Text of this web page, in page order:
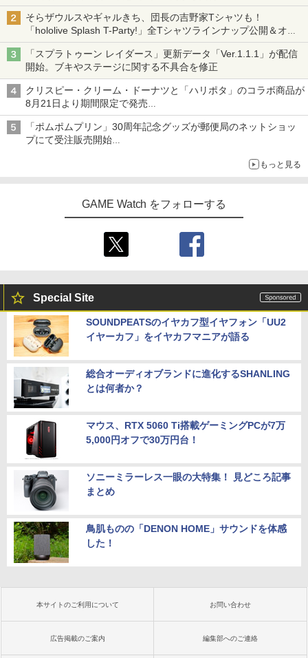
そらザウルスやギャルきち、団長の吉野家Tシャツも！
「hololive Splash T-Party!」全Tシャツラインナップ公開＆オン
ライン販売開始
「スプラトゥーン レイダース」更新データ「Ver.1.1.1」が配信
開始。ブキやステージに関する不具合を修正
クリスピー・クリーム・ドーナツと「ハリポタ」のコラボ商品が
8月21日より期間限定で発売
組分け帽子ドーナツなど見た目も楽しい商品が登場
「ポムポムプリン」30周年記念グッズが郵便局のネットショッ
プにて受注販売開始
もっと見る
GAME Watch をフォローする
Special Site
SOUNDPEATSのイヤカフ型イヤフォン「UU2
イヤーカフ」をイヤカフマニアが語る
総合オーディオブランドに進化するSHANLING
とは何者か？
マウス、RTX 5060 Ti搭載ゲーミングPCが7万
5,000円オフで30万円台！
ソニーミラーレス一眼の大特集！ 見どころ記事
まとめ
鳥肌ものの「DENON HOME」サウンドを体感
した！
本サイトのご利用について お問い合わせ
広告掲載のご案内 編集部へのご連絡